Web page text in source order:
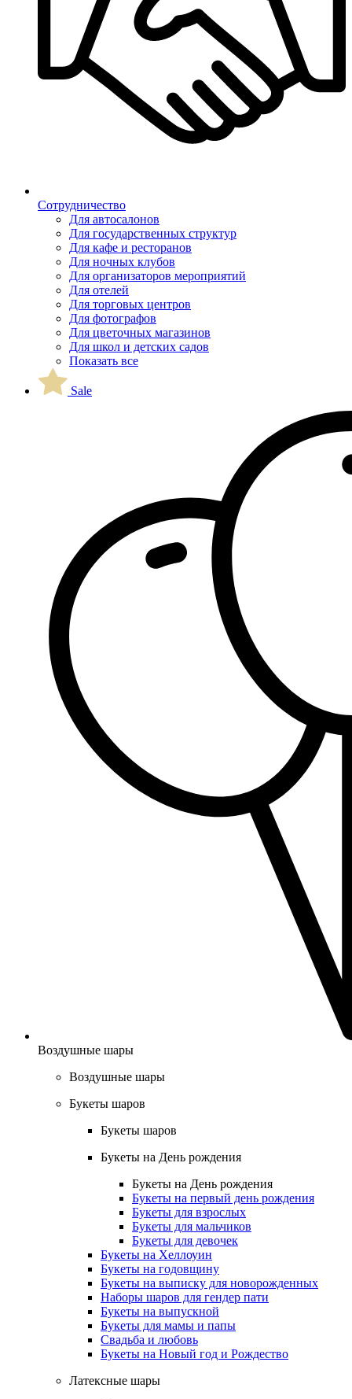
Сотрудничество
Для автосалонов
Для государственных структур
Для кафе и ресторанов
Для ночных клубов
Для организаторов мероприятий
Для отелей
Для торговых центров
Для фотографов
Для цветочных магазинов
Для школ и детских садов
Показать все
Sale
Воздушные шары
Воздушные шары
Букеты шаров
Букеты шаров
Букеты на День рождения
Букеты на День рождения
Букеты на первый день рождения
Букеты для взрослых
Букеты для мальчиков
Букеты для девочек
Букеты на Хеллоуин
Букеты на годовщину
Букеты на выписку для новорожденных
Наборы шаров для гендер пати
Букеты на выпускной
Букеты для мамы и папы
Свадьба и любовь
Букеты на Новый год и Рождество
Латексные шары